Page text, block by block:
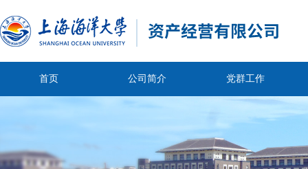
首页 公司简介 党群工作